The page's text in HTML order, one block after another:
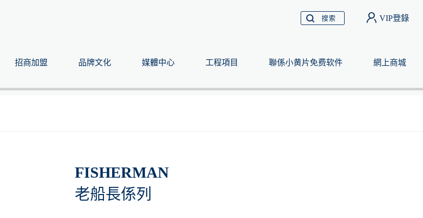
招商加盟 品牌文化 媒體中心 工程項目 聯係小黄片免费软件
網上商城
搜索 VIP登錄
FISHERMAN
老船長係列